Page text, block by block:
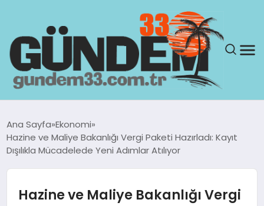
GÜNDEM
Ana Sayfa Ekonomi
Hazine ve Maliye Bakanlığı Vergi Paketi Hazırladı: Kayıt
Dışılıkla Mücadelede Yeni Adımlar Atılıyor
Hazine ve Maliye Bakanlığı Vergi